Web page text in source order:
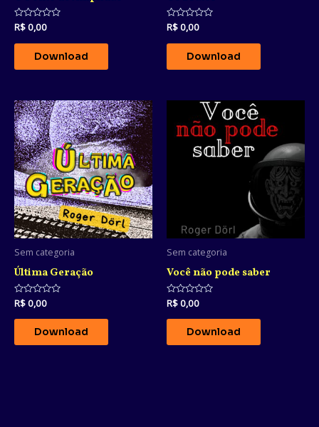
Avaliação
de
R$0,00
Download
Avaliação
de
R$0,00
Download
Sem categoria
Última Geração
Avaliação
0
de
R$0,00
Download
Sem categoria
Você não pode saber
Avaliação
0
de
R$0,00
Download